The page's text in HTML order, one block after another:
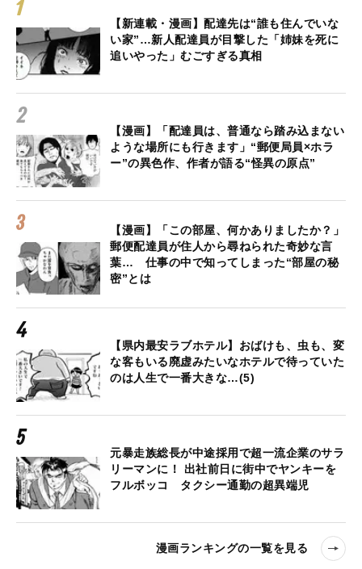
【新連載・漫画】配達先は“誰も住んでいな
い家”…新人配達員が目撃した「姉妹を死に
追いやった」むごすぎる真相
【漫画】「配達員は、普通なら踏み込まない
ような場所にも行きます」“郵便局員×ホラ
ー”の異色作、作者が語る“怪異の原点”
【漫画】「この部屋、何かありましたか？」
郵便配達員が住人から尋ねられた奇妙な言
葉… 仕事の中で知ってしまった“部屋の秘
密”とは
【県内最安ラブホテル】おばけも、虫も、変
な客もいる廃虚みたいなホテルで待っていた
のは人生で一番大きな…(5)
元暴走族総長が中途採用で超一流企業のサラ
リーマンに！ 出社前日に街中でヤンキーを
フルボッコ タクシー通勤の超異端児
漫画ランキングの一覧を見る